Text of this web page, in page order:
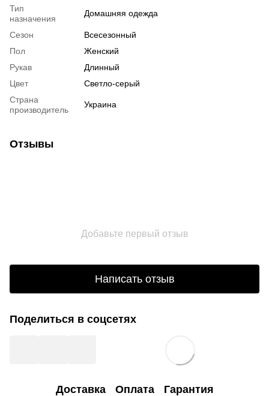
Тип
назначения
Домашняя одежда
Сезон
Всесезонный
Пол
Женский
Рукав
Длинный
Цвет
Светло-серый
Страна
производитель
Украина
Отзывы
Добавьте первый отзыв
Написать отзыв
Поделиться в соцсетях
Доставка Оплата Гарантия